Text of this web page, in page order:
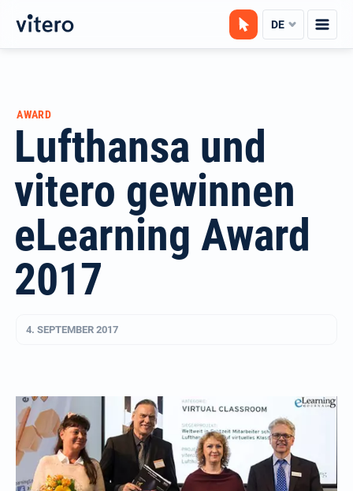
Zum
Inhalt
springen
DE
AWARD
Lufthansa und
vitero gewinnen
eLearning Award
2017
4. SEPTEMBER 2017